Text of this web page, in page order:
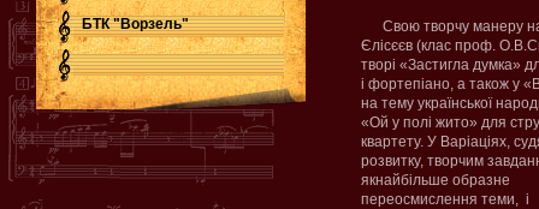
БТК "Ворзель"
Свою творчу манеру
Єлісєєв (клас проф.
творі «Застигла думка»
і фортепіано, а також у
на тему української
«Ой у полі жито» для
квартету. У Варіаціях,
розвитку, творчим
якнайбільше образне
переосмислення теми, і